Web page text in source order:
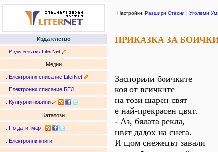
Издателство
:. Издателство LiterNet
Медии
:. Електронно списание LiterNet
:. Електронно списание БЕЛ
:. Културни новини
Каталози
:. По дати: март
:. Електронни книги
Настройки: Разшири Стесни | Уголеми
ПРИКАЗКА ЗА
Заспорили боичките
коя от всичките
на този шарен свят
е най-прекрасен цвят.
- Аз, бялата рекла,
цвят дадох на снега.
И щом снежецът завали